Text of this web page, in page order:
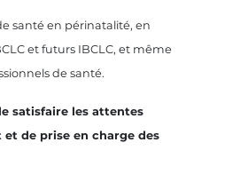
santé en périnatalité, en
et futurs IBCLC, et même
de santé.
satisfaire les attentes
et de prise en charge des